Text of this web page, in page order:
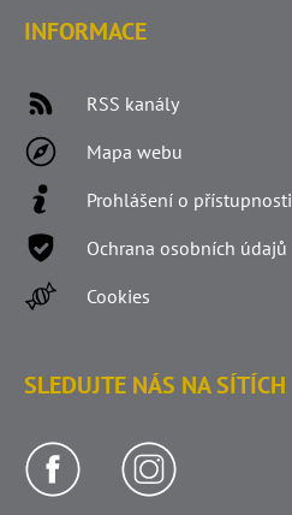
INFORMACE
RSS kanály
Mapa webu
Prohlášení o přístupnosti
Ochrana osobních údajů
Cookies
SLEDUJTE NÁS NA SÍTÍCH